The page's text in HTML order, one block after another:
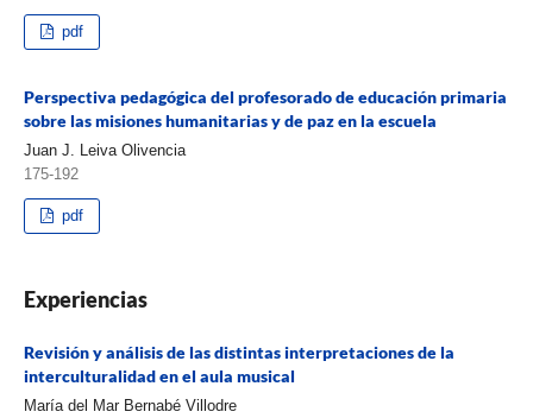
pdf
Perspectiva pedagógica del profesorado de educación primaria
sobre las misiones humanitarias y de paz en la escuela
Juan J. Leiva Olivencia
175-192
pdf
Experiencias
Revisión y análisis de las distintas interpretaciones de la
interculturalidad en el aula musical
María del Mar Bernabé Villodre